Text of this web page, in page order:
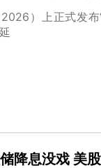
）上正式发布
降息没戏 美